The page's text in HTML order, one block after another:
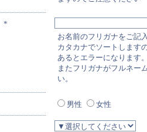
*
お名前のフリガナをご記
カタカナでソートします
あるとエラーになります
またフリガナがフルネー
い。
男性 女性